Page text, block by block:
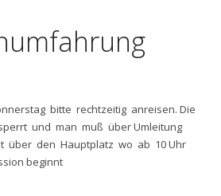
bitte rechtzeitig anreisen. Die
und man muß über Umleitung
über den Hauptplatz wo ab 10 Uhr
beginnt